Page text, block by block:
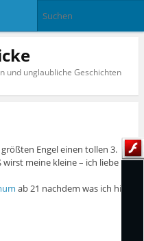
und unglaubliche Geschichten
Engel einen tollen 3.
meine kleine – ich liebe
ab 21 nachdem was ich hier